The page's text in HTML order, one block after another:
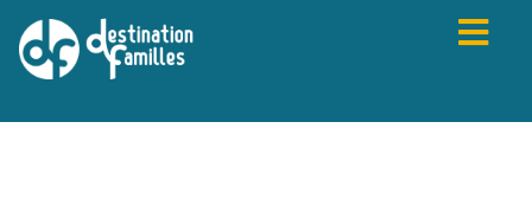
PRÉCÉDENT